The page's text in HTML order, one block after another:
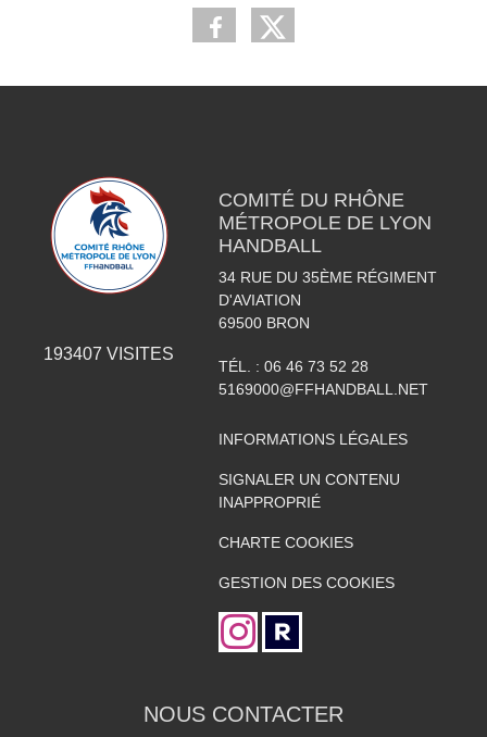
193407 VISITES
COMITÉ DU RHÔNE
MÉTROPOLE DE LYON
HANDBALL
34 RUE DU 35ÈME RÉGIMENT
D'AVIATION
69500 BRON
TÉL. : 06 46 73 52 28
5169000@FFHANDBALL.NET
INFORMATIONS LÉGALES
SIGNALER UN CONTENU
INAPPROPRIÉ
CHARTE COOKIES
GESTION DES COOKIES
NOUS CONTACTER